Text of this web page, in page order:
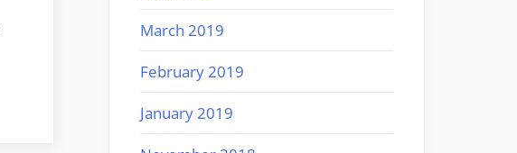
March 2019
February 2019
January 2019